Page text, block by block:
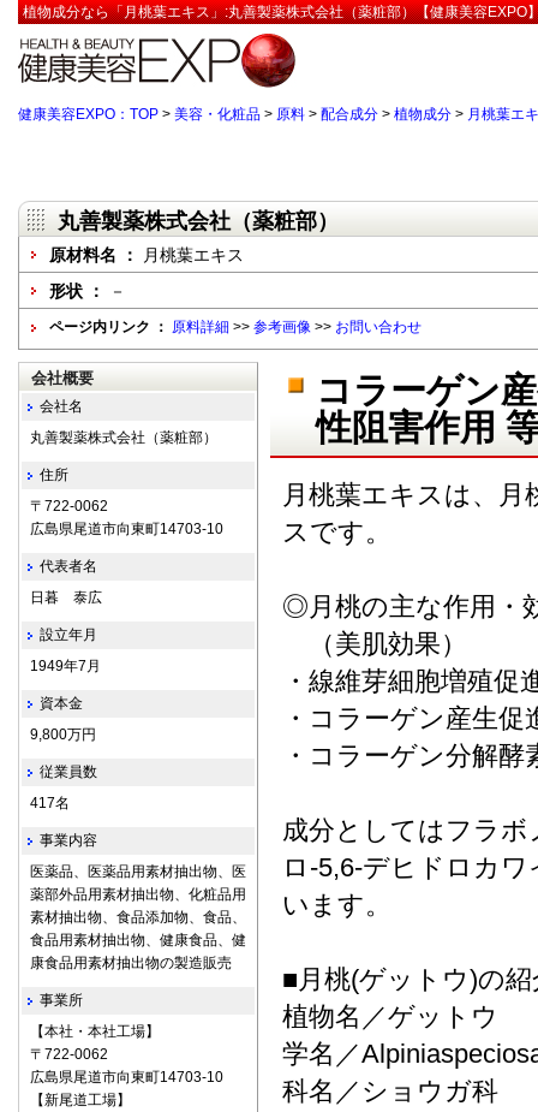
植物成分なら「月桃葉エキス」:丸善製薬株式会社（薬粧部）【健康美容EXPO
健康美容EXPO：TOP > 美容・化粧品 > 原料 > 配合成分 > 植物成分 > 月桃葉エ
丸善製薬株式会社（薬粧部）
原材料名 ：
月桃葉エキス
形状 ：
－
ページ内リンク ： 原料詳細 >> 参考画像 >> お問い合わせ
コラーゲン
性阻害作用
月桃葉エキスは、
スです。
◎月桃の主な作用・
（美肌効果）
・線維芽細胞増殖促
・コラーゲン産生促
・コラーゲン分解酵
成分としてはフラボ
ロ-5,6-デヒドロカ
います。
■月桃(ゲットウ)の紹
植物名／ゲットウ
学名／
科名／ショウガ科
会社概要
会社名
丸善製薬株式会社（薬粧部）
住所
〒722-0062
広島県尾道市向東町14703-10
代表者名
日暮 泰広
設立年月
1949年7月
資本金
9,800万円
従業員数
417名
事業内容
医薬品、医薬品用素材抽出物、医
薬部外品用素材抽出物、化粧品用
素材抽出物、食品添加物、食品、
食品用素材抽出物、健康食品、健
康食品用素材抽出物の製造販売
事業所
【本社・本社工場】
〒722‐0062
広島県尾道市向東町14703-10
【新尾道工場】